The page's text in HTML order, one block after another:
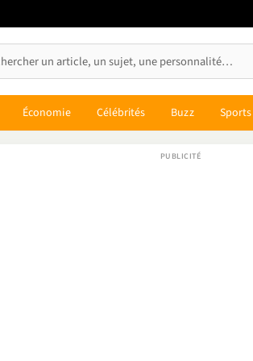
Économie Célébrités Buzz Sports